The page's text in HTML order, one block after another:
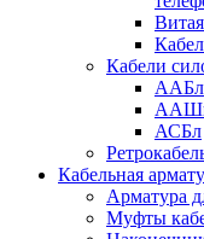
Кабели
ААБл
АСБл
Кабельная
Арматура
Муфты